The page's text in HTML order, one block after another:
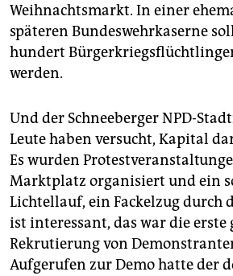
Weihnachtsmarkt. In einer
späteren Bundeswehrkaserne
hundert
werden.
Und der Schneeberger NPD-
Leute haben versucht, Kapital
Es wurden
Marktplatz organisiert und ein
Lichtellauf, ein Fackelzug durch
ist interessant, das war die erste
Rekrutierung von
Aufgerufen zur Demo hatte der